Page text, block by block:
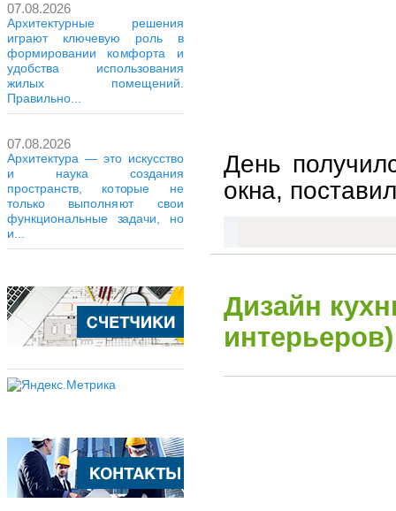
07.08.2026
Архитектурные решения
играют ключевую роль в
формировании комфорта и
удобства использования
жилых помещений.
Правильно...
07.08.2026
Архитектура — это искусство
и наука создания
пространств, которые не
только выполняют свои
функциональные задачи, но
и...
День
окна,
Дизайн
интерьеров)